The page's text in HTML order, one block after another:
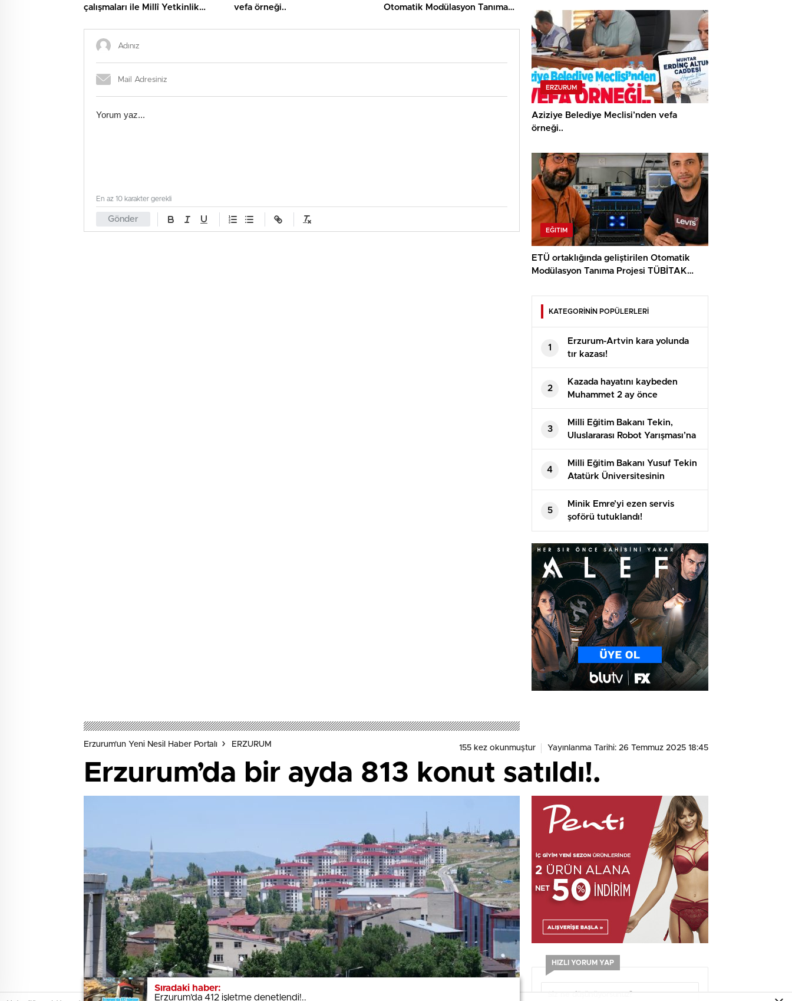
çalışmaları ile Millî Yetkinlik
vefa örneği..
Otomatik Modülasyon Tanıma
Gönder
En az 10 karakter gerekli
Sıradaki haber:
Erzurum’da 412 işletme denetlendi!..
ERZURUM
Aziziye Belediye Meclisi’nden vefa
örneği..
EĞITIM
ETÜ ortaklığında geliştirilen Otomatik
Modülasyon Tanıma Projesi TÜBİTAK
KATEGORİNİN POPÜLERLERİ
1
Erzurum-Artvin kara yolunda
tır kazası!
2
Kazada hayatını kaybeden
Muhammet 2 ay önce
evlenmişti!
3
Milli Eğitim Bakanı Tekin,
Uluslararası Robot Yarışması’na
katılan öğrencilerle bir araya
geldi
4
Milli Eğitim Bakanı Yusuf Tekin
Atatürk Üniversitesinin
akademik yılı açılış töreninde
konuştu
5
Minik Emre’yi ezen servis
şoförü tutuklandı!
Erzurum'un Yeni Nesil Haber Portalı ERZURUM 155 kez okunmuştur Yayınlanma Tarihi: 26 Temmuz 2025 18:45
Erzurum’da bir ayda 813 konut satıldı!.
Sıradaki haber:
Erzurum’da 412 işletme denetlendi!..
HIZLI YORUM YAP